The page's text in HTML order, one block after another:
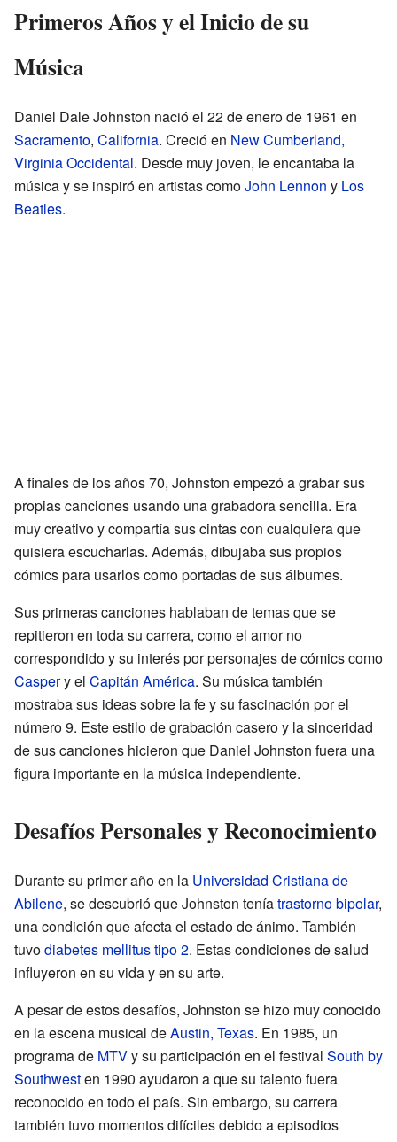
Primeros Años y el Inicio de su
Música
Daniel Dale Johnston nació el 22 de enero de 1961 en
Sacramento, California. Creció en New Cumberland,
Virginia Occidental. Desde muy joven, le encantaba la
música y se inspiró en artistas comoJohn Lennon y Los
Beatles.
A finales de los años 70, Johnston empezó a grabar sus
propias canciones usando una grabadora sencilla. Era
muy creativo y compartía sus cintas con cualquiera que
quisiera escucharlas. Además, dibujaba sus propios
cómics para usarlos como portadas de sus álbumes.
Sus primeras canciones hablaban de temas que se
repitieron en toda su carrera, como el amor no
correspondido y su interés por personajes de cómics como
Caspery el Capitán América. Su música también
mostraba sus ideas sobre la fe y su fascinación por el
número 9. Este estilo de grabación casero y la sinceridad
de sus canciones hicieron que Daniel Johnston fuera una
figura importante en la música independiente.
Desafíos Personales y Reconocimiento
Durante su primer año en la Universidad Cristiana de
Abilene, se descubrió que Johnston teníatrastorno bipolar,
una condición que afecta el estado de ánimo. También
tuvodiabetes mellitus tipo 2. Estas condiciones de salud
influyeron en su vida y en su arte.
A pesar de estos desafíos, Johnston se hizo muy conocido
en la escena musical deAustin, Texas. En 1985, un
programa de MTVy su participación en el festival South by
Southwesten 1990 ayudaron a que su talento fuera
reconocido en todo el país. Sin embargo, su carrera
también tuvo momentos difíciles debido a episodios